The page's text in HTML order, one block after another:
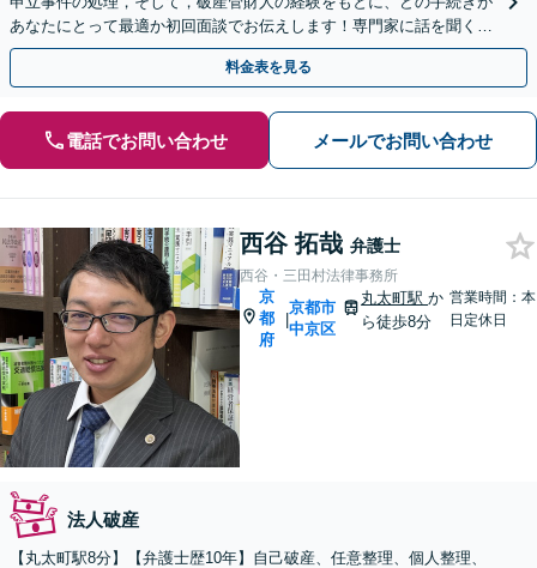
あなたにとって最適か初回面談でお伝えします！専門家に話を聞くこ
とが解決への第一歩です！【京阪丹波橋駅徒歩1分】
料金表を見る
電話でお問い合わせ メールでお問い合わせ
西谷 拓哉 弁護士
西谷・三田村法律事務所
京
都
府
|
京都市
中京区
丸太町駅か
ら徒歩8分
営業時間：本
日定休日
法人破産
【丸太町駅8分】【弁護士歴10年】自己破産、任意整理、個人整理、